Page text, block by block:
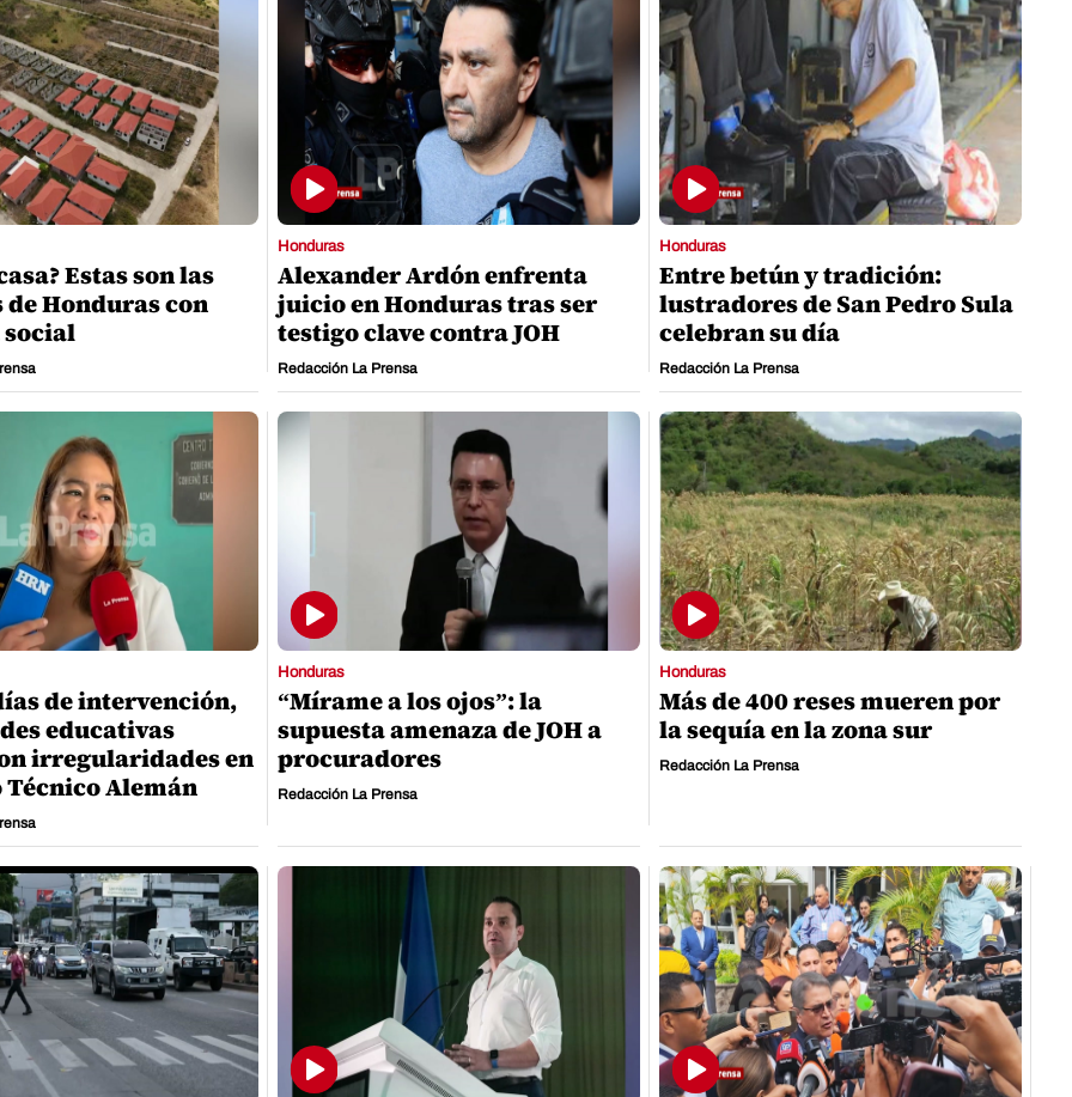
Estas son las
Honduras con
Honduras
Alexander Ardón enfrenta
juicio en Honduras tras ser
testigo clave contra JOH
Redacción La Prensa
Honduras
Entre betún y tradición:
lustradores de San Pedro Sula
celebran su día
Redacción La Prensa
de intervención,
educativas
irregularidades en
Técnico Alemán
Honduras
“Mírame a los ojos”: la
supuesta amenaza de JOH a
procuradores
Redacción La Prensa
Honduras
Más de 400 reses mueren por
la sequía en la zona sur
Redacción La Prensa